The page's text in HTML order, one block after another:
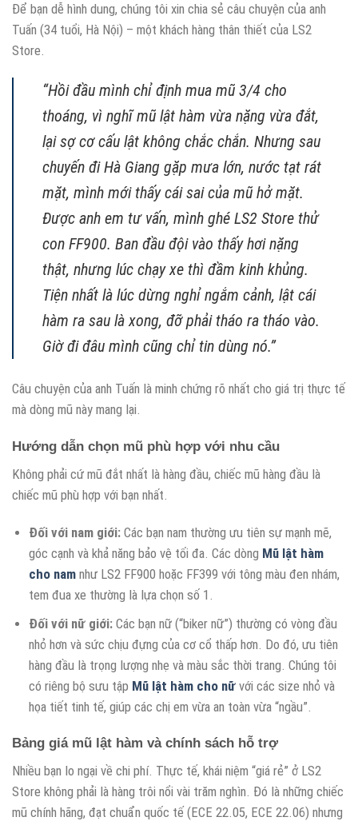
Để bạn dễ hình dung, chúng tôi xin chia sẻ câu chuyện của anh
Tuấn (34 tuổi, Hà Nội) – một khách hàng thân thiết của LS2
Store.
“Hồi đầu mình chỉ định mua mũ 3/4 cho
thoáng, vì nghĩ mũ lật hàm vừa nặng vừa đắt,
lại sợ cơ cấu lật không chắc chắn. Nhưng sau
chuyến đi Hà Giang gặp mưa lớn, nước tạt rát
mặt, mình mới thấy cái sai của mũ hở mặt.
Được anh em tư vấn, mình ghé LS2 Store thử
con FF900. Ban đầu đội vào thấy hơi nặng
thật, nhưng lúc chạy xe thì đầm kinh khủng.
Tiện nhất là lúc dừng nghỉ ngắm cảnh, lật cái
hàm ra sau là xong, đỡ phải tháo ra tháo vào.
Giờ đi đâu mình cũng chỉ tin dùng nó.”
Câu chuyện của anh Tuấn là minh chứng rõ nhất cho giá trị thực tế
mà dòng mũ này mang lại.
Hướng dẫn chọn mũ phù hợp với nhu cầu
Không phải cứ mũ đắt nhất là hàng đầu, chiếc mũ hàng đầu là
chiếc mũ phù hợp với bạn nhất.
Đối với nam giới:Các bạn nam thường ưu tiên sự mạnh mẽ,
góc cạnh và khả năng bảo vệ tối đa. Các dòng Mũ lật hàm
cho namnhư LS2 FF900 hoặc FF399 với tông màu đen nhám,
tem đua xe thường là lựa chọn số 1.
Đối với nữ giới:Các bạn nữ (“biker nữ”) thường có vòng đầu
nhỏ hơn và sức chịu đựng của cơ cổ thấp hơn. Do đó, ưu tiên
hàng đầu là trọng lượng nhẹ và màu sắc thời trang. Chúng tôi
có riêng bộ sưu tập Mũ lật hàm cho nữvới các size nhỏ và
họa tiết tinh tế, giúp các chị em vừa an toàn vừa “ngầu”.
Bảng giá mũ lật hàm và chính sách hỗ trợ
Nhiều bạn lo ngại về chi phí. Thực tế, khái niệm “giá rẻ” ở LS2
Store không phải là hàng trôi nổi vài trăm nghìn. Đó là những chiếc
mũ chính hãng, đạt chuẩn quốc tế (ECE 22.05, ECE 22.06) nhưng